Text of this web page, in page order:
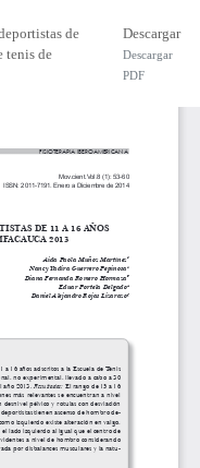
de
tenis de
Descargar
Descargar
PDF